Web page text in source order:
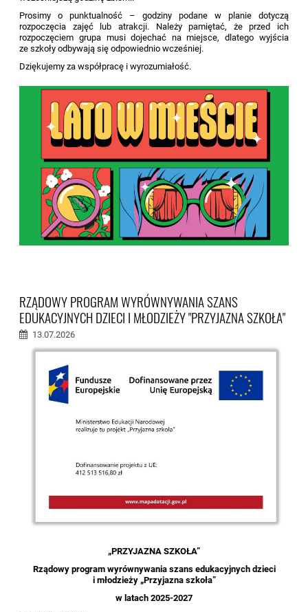
Prosimy o punktualność – godziny podane w planie dotyczą
rozpoczęcia zajęć lub atrakcji. Należy pamiętać, że przed ich
rozpoczęciem grupa musi dojechać na miejsce, dlatego wyjścia
ze szkoły odbywają się odpowiednio wcześniej.
Dziękujemy za współpracę i wyrozumiałość.
RZĄDOWY PROGRAM WYRÓWNYWANIA SZANS
EDUKACYJNYCH DZIECI I MŁODZIEŻY "PRZYJAZNA SZKOŁA"
13.07.2026
„PRZYJAZNA SZKOŁA”
Rządowy program wyrównywania szans edukacyjnych dzieci
i młodzieży „Przyjazna szkoła”
w latach 2025-2027